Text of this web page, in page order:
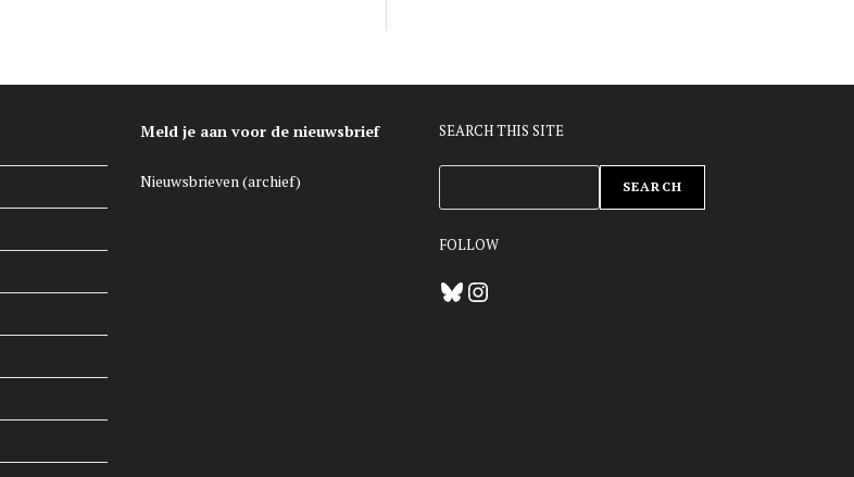
Meld je aan voor de nieuwsbrief
Nieuwsbrieven (archief)
SEARCH THIS SITE
SEARCH
FOLLOW
BlueskyInstagram